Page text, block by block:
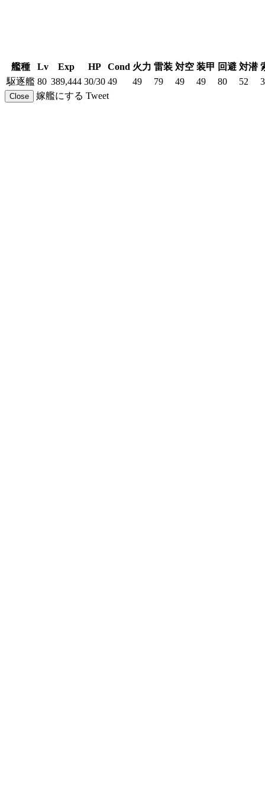
艦種 Lv Exp HP Cond 火力 雷装 対空 装甲 回避 対潜
駆逐艦 80 389,444 30/30 49 49 79 49 49 80 52
Close 嫁艦にする Tweet